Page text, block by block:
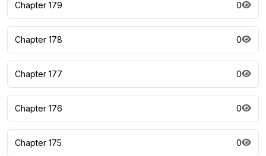
Chapter 179 0
Chapter 178 0
Chapter 177 0
Chapter 176 0
Chapter 175 0